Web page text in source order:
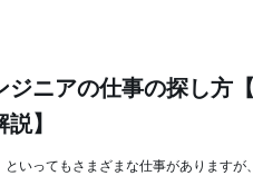
ジニアの仕事の探し方
】
といってもさまざまな仕事がありますが